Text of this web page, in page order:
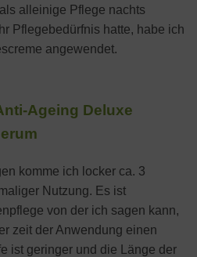
alleinige Pflege nachts
Pflegebedürfnis hatte, habe ich
angewendet.
Ageing Deluxe
komme ich locker ca. 3
Nutzung. Es ist
von der ich sagen kann,
zeit der Anwendung einen
ist geringer und die Länge der